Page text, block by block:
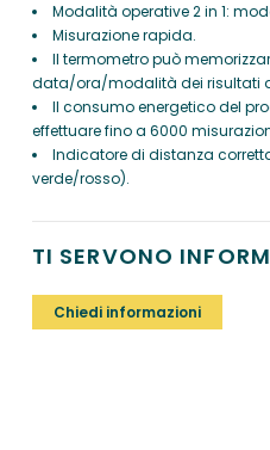
Modalità operative 2 in 1:
Misurazione rapida.
Il termometro può
data/ora/modalità dei risultati
Il consumo energetico del
effettuare fino a 6000
Indicatore di distanza
verde/rosso).
TI SERVONO
Chiedi informazioni